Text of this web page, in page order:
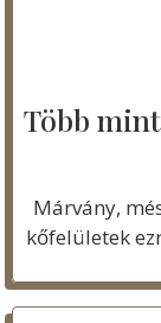
Több
Márvány,
kőfelületek